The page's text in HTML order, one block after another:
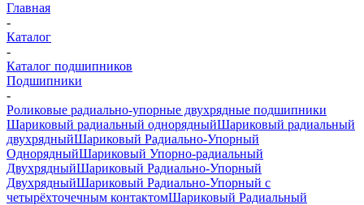
Главная
-
Каталог
-
Каталог подшипников
Подшипники
-
Роликовые радиально-упорные двухрядные подшипники
Шариковый радиальный однорядныйШариковый радиальный
двухрядныйШариковый Радиально-Упорный
ОднорядныйШариковый Упорно-радиальный
ДвухрядныйШариковый Радиально-Упорный
ДвухрядныйШариковый Радиально-Упорный с
четырёхточечным контактомШариковый Радиальный